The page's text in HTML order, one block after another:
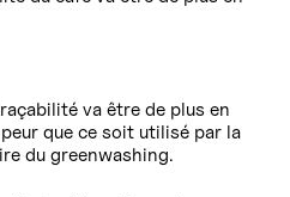
va être de plus en
que ce soit utilisé par la
du greenwashing.